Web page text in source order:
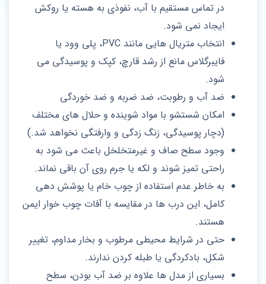
در تماس مستقیم با آب، نفوذی به هسته یا روکش
ایجاد نمی‌ شود.
انتخاب متریال‌ هایی مانند PVC، پلی‌ وود یا
فایبرگلاس مانع از رشد قارچ، کپک و پوسیدگی می‌
شود.
ضد آب و رطوبت، ضد ضربه و ضد خوردگی
امکان شستشو با مواد شوینده و حلال های مختلف
(دچار پوسیدگی، زنگ زدگی و وارفتگی نخواهد شد.)
وجود سطح صاف و غیرمتخلخل باعث می‌ شود به
راحتی تمیز شوند و لکه یا جرم روی آن باقی نماند.
به خاطر عدم استفاده از چوب خام یا پوشش‌ دهی
کامل، این درب‌ ها در مقایسه با آفات چوب‌ خوار ایمن
هستند.
حتی در شرایط محیطی مرطوب و بخار مداوم، تغییر
شکل، بادکردگی یا طبله‌ کردن ندارند.
بسیاری از مدل‌ ها علاوه بر ضد آب بودن، سطح